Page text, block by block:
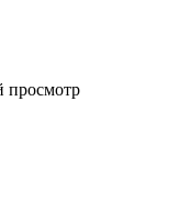
просмотр